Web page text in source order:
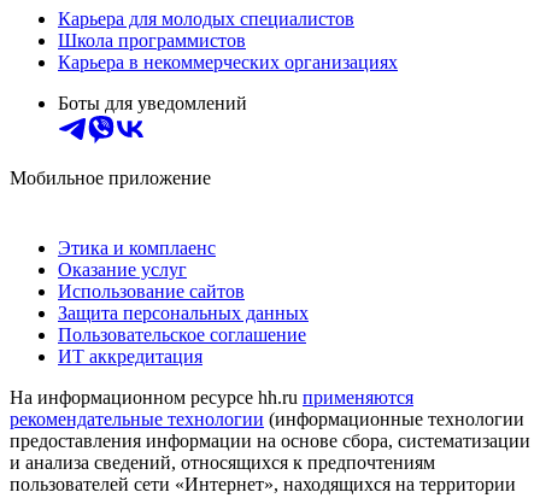
Карьера для молодых специалистов
Школа программистов
Карьера в некоммерческих организациях
Боты для уведомлений
Мобильное приложение
Этика и комплаенс
Оказание услуг
Использование сайтов
Защита персональных данных
Пользовательское соглашение
ИТ аккредитация
На информационном ресурсе hh.ru применяются
рекомендательные технологии (информационные технологии
предоставления информации на основе сбора, систематизации
и анализа сведений, относящихся к предпочтениям
пользователей сети «Интернет», находящихся на территории